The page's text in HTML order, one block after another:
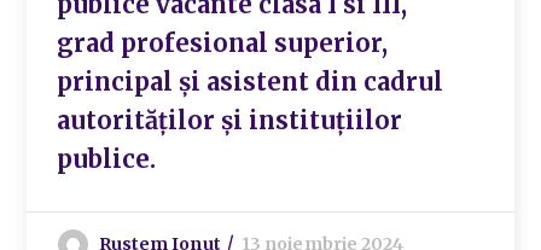
grad profesional superior,
principal și asistent din cadrul
autorităților și instituțiilor
publice.
Rustem Ionut 13 noiembrie 2024